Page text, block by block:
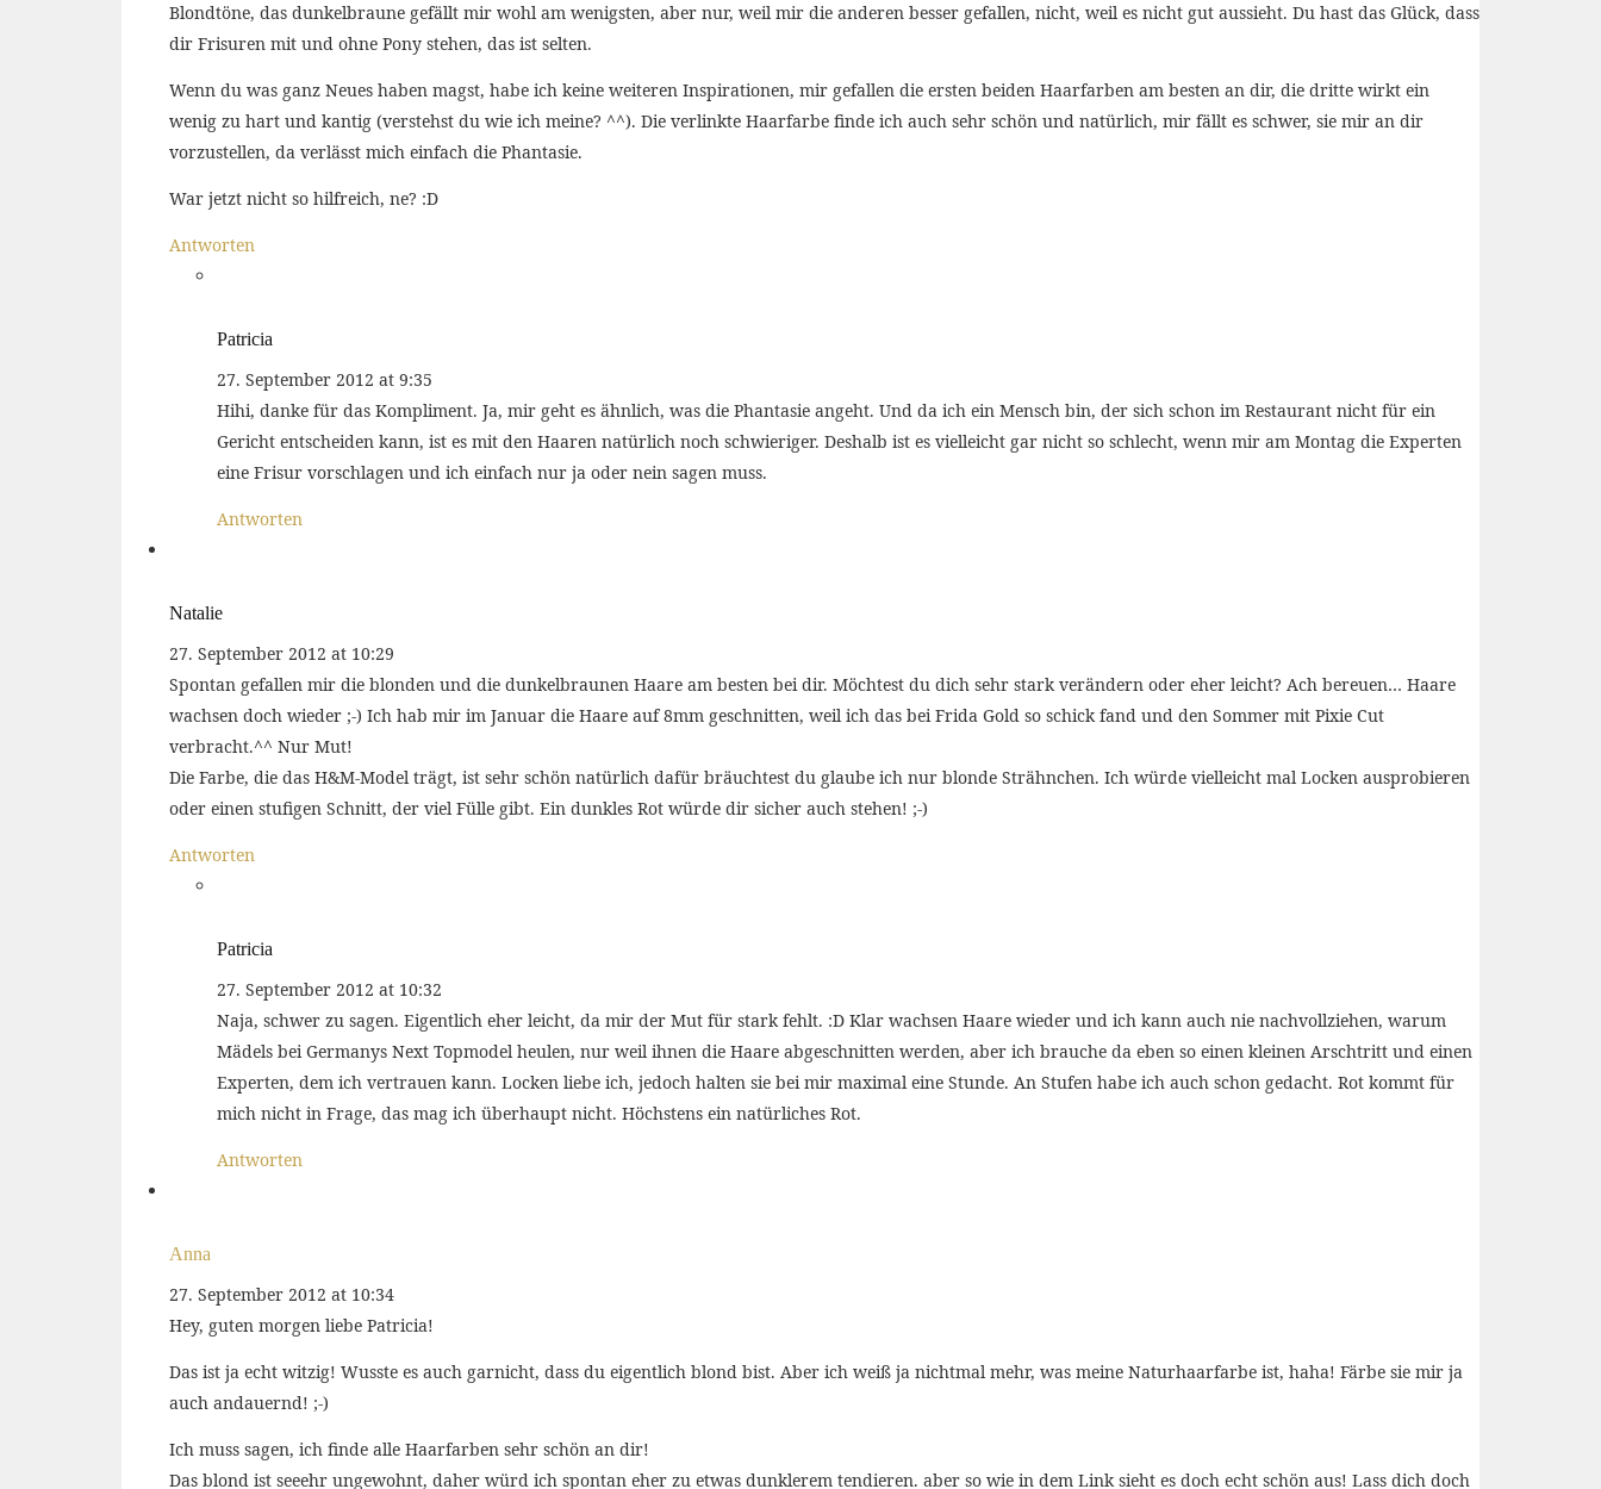
Blondtöne, das dunkelbraune gefällt mir wohl am wenigsten, aber nur, weil mir die anderen besser gefallen, nicht, weil es nicht gut aussieht. Du hast das Glück, dass
dir Frisuren mit und ohne Pony stehen, das ist selten.
Wenn du was ganz Neues haben magst, habe ich keine weiteren Inspirationen, mir gefallen die ersten beiden Haarfarben am besten an dir, die dritte wirkt ein
wenig zu hart und kantig (verstehst du wie ich meine? ^^). Die verlinkte Haarfarbe finde ich auch sehr schön und natürlich, mir fällt es schwer, sie mir an dir
vorzustellen, da verlässt mich einfach die Phantasie.
War jetzt nicht so hilfreich, ne? :D
Antworten
Patricia
27. September 2012 at 9:35
Hihi, danke für das Kompliment. Ja, mir geht es ähnlich, was die Phantasie angeht. Und da ich ein Mensch bin, der sich schon im Restaurant nicht für ein
Gericht entscheiden kann, ist es mit den Haaren natürlich noch schwieriger. Deshalb ist es vielleicht gar nicht so schlecht, wenn mir am Montag die Experten
eine Frisur vorschlagen und ich einfach nur ja oder nein sagen muss.
Antworten
Natalie
27. September 2012 at 10:29
Spontan gefallen mir die blonden und die dunkelbraunen Haare am besten bei dir. Möchtest du dich sehr stark verändern oder eher leicht? Ach bereuen… Haare
wachsen doch wieder ;-) Ich hab mir im Januar die Haare auf 8mm geschnitten, weil ich das bei Frida Gold so schick fand und den Sommer mit Pixie Cut
verbracht.^^ Nur Mut!
Die Farbe, die das H&M-Model trägt, ist sehr schön natürlich dafür bräuchtest du glaube ich nur blonde Strähnchen. Ich würde vielleicht mal Locken ausprobieren
oder einen stufigen Schnitt, der viel Fülle gibt. Ein dunkles Rot würde dir sicher auch stehen! ;-)
Antworten
Patricia
27. September 2012 at 10:32
Naja, schwer zu sagen. Eigentlich eher leicht, da mir der Mut für stark fehlt. :D Klar wachsen Haare wieder und ich kann auch nie nachvollziehen, warum
Mädels bei Germanys Next Topmodel heulen, nur weil ihnen die Haare abgeschnitten werden, aber ich brauche da eben so einen kleinen Arschtritt und einen
Experten, dem ich vertrauen kann. Locken liebe ich, jedoch halten sie bei mir maximal eine Stunde. An Stufen habe ich auch schon gedacht. Rot kommt für
mich nicht in Frage, das mag ich überhaupt nicht. Höchstens ein natürliches Rot.
Antworten
Anna
27. September 2012 at 10:34
Hey, guten morgen liebe Patricia!
Das ist ja echt witzig! Wusste es auch garnicht, dass du eigentlich blond bist. Aber ich weiß ja nichtmal mehr, was meine Naturhaarfarbe ist, haha! Färbe sie mir ja
auch andauernd! ;-)
Ich muss sagen, ich finde alle Haarfarben sehr schön an dir!
Das blond ist seeehr ungewohnt, daher würd ich spontan eher zu etwas dunklerem tendieren. aber so wie in dem Link sieht es doch echt schön aus! Lass dich doch